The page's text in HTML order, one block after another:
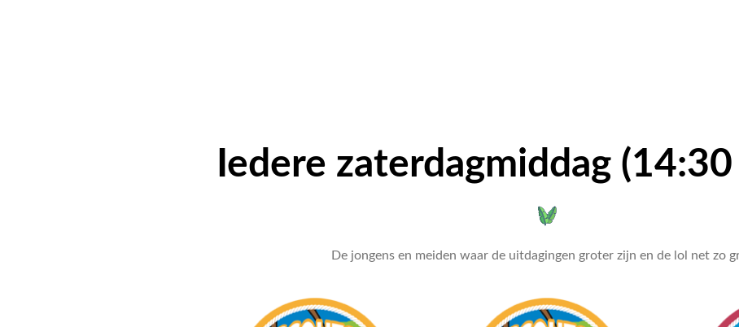
Iedere zaterdagmiddag
De jongens en meiden waar de uitdagingen groter zijn en de lol net zo